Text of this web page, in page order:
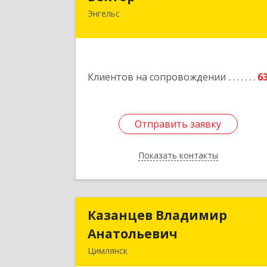
Энгельс
Клиентов на сопровождении
Отправить заявку
Показать контакты
413107, Саратовская обл, Энгельс г,
Отправить заявку
Назад
Казанцев Владимир
Анатольевич
Цимлянск
Казанцев Владимир